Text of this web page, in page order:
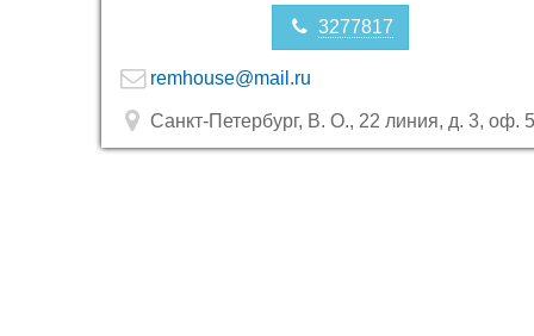
3277817
remhouse@mail.ru
Санкт-Петербург, В. О., 22 линия, д. 3, оф.